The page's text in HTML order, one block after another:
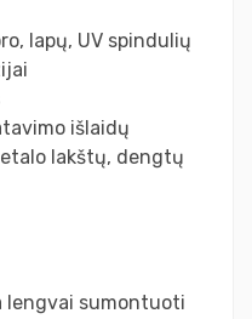
lapų, UV spindulių
išlaidų
lakštų, dengtų
lengvai sumontuoti